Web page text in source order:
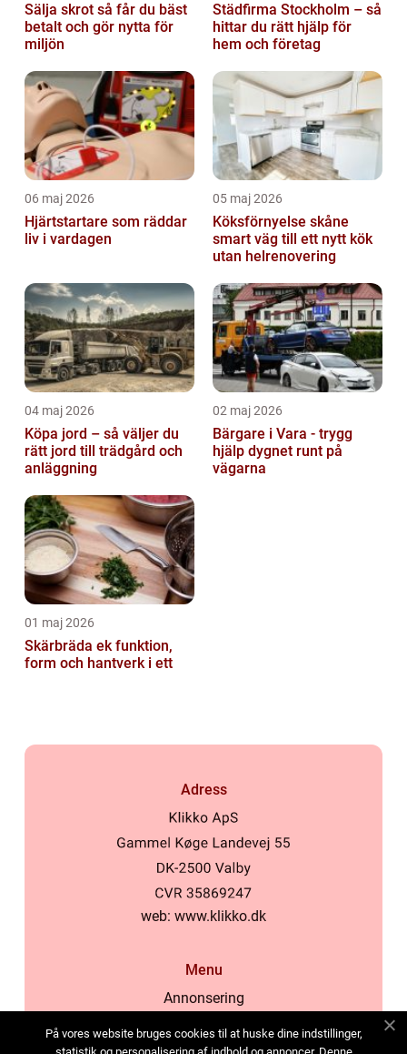
Sälja skrot så får du bäst
betalt och gör nytta för
miljön
Städfirma Stockholm – så
hittar du rätt hjälp för
hem och företag
06 maj 2026
Hjärtstartare som räddar
liv i vardagen
05 maj 2026
Köksförnyelse skåne
smart väg till ett nytt kök
utan helrenovering
04 maj 2026
Köpa jord – så väljer du
rätt jord till trädgård och
anläggning
02 maj 2026
Bärgare i Vara - trygg
hjälp dygnet runt på
vägarna
01 maj 2026
Skärbräda ek funktion,
form och hantverk i ett
Adress
web: www.klikko.dk
Menu
Annonsering
Cookies
På vores website bruges cookies til at huske dine indstillinger,